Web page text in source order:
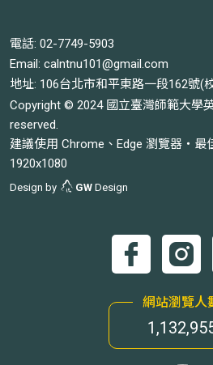
電話: 02-7749-5903
Email: calntnu101@gmail.com
地址: 106台北市和平東路一段162號(
Copyright © 2024 國立臺灣師範大學
reserved.
建議使用 Chrome、Edge 瀏覽器‧最
1920x1080
Design by GW Design
網站瀏覽人